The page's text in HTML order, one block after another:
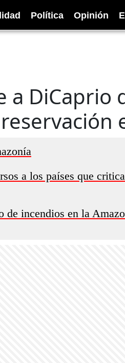
Política Opinión
a DiCaprio
a los países que
de incendios en la